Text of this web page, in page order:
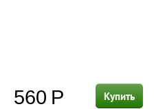
560 Р Купить